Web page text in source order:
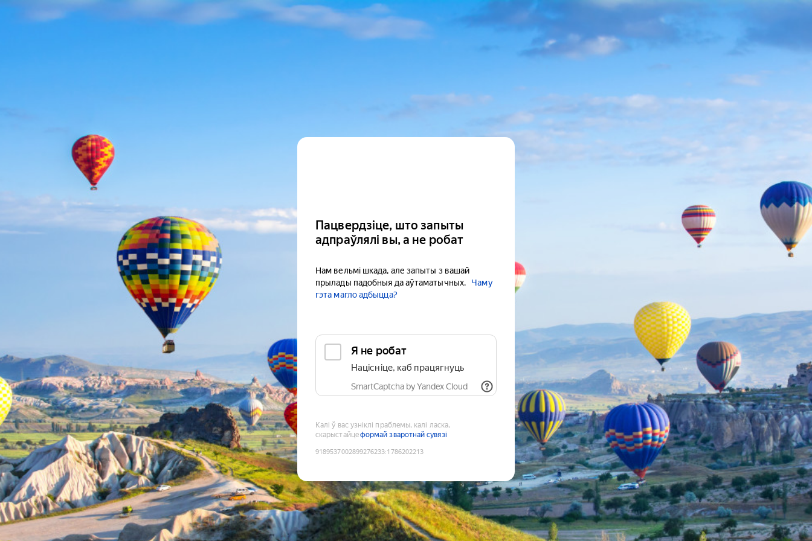
Пацвердзіце, што запыты
адпраўлялі вы, а не робат
Нам вельмі шкада, але запыты з вашай
прылады падобныя да аўтаматычных.
Чаму
гэта магло адбыцца?
Я не робат
Націсніце, каб працягнуць
SmartCaptcha by Yandex Cloud
Калі ў вас узніклі праблемы, калі ласка,
скарыстайцеформай зваротнай сувязі
9189537002899276233:1786202213